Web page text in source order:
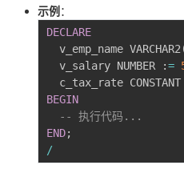
堂
程
认
的
我
我
支
声
示例 ：
DECLARE
  v_emp_name VARCHAR2
  v_salary NUMBER :
=
c_tax_rate CONSTANT
BEGIN
-- 执行代码...
END;
/